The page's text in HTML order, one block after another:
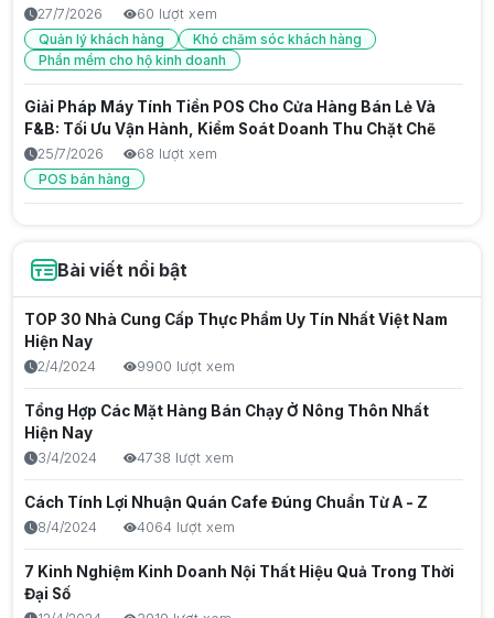
27/7/2026
60 lượt xem
Quản lý khách hàng
Khó chăm sóc khách hàng
Phần mềm cho hộ kinh doanh
Giải Pháp Máy Tính Tiền POS Cho Cửa Hàng Bán Lẻ Và
F&B: Tối Ưu Vận Hành, Kiểm Soát Doanh Thu Chặt Chẽ
25/7/2026
68 lượt xem
POS bán hàng
25/7/2026 69 lượt xem
Thu nhập thụ động là gì? Cách tạo nguồn thu bền vững
trong thời đại số
25/7/2026 56 lượt xem
Đánh Giá Top 5 Máy POS Tính Tiền Nhỏ Gọn, Giá Rẻ Cho
Mọi Ngành Hàng
24/7/2026
75 lượt xem
POS bán hàng
Máy pos cầm tay tối ưu vận hành takeaway, quán cafe
và tiệm trà sữa
24/7/2026
88 lượt xem
POS bán hàng
Bài viết nổi bật
TOP 30 Nhà Cung Cấp Thực Phẩm Uy Tín Nhất Việt Nam
Hiện Nay
2/4/2024 9900 lượt xem
Tổng Hợp Các Mặt Hàng Bán Chạy Ở Nông Thôn Nhất
Hiện Nay
3/4/2024 4738 lượt xem
Cách Tính Lợi Nhuận Quán Cafe Đúng Chuẩn Từ A - Z
8/4/2024 4064 lượt xem
7 Kinh Nghiệm Kinh Doanh Nội Thất Hiệu Quả Trong Thời
Đại Số